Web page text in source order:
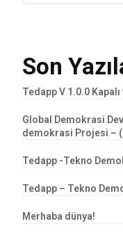
Son
Tedapp V 1.0.0
Global Demokrasi
demokrasi Projesi –
Tedapp -Tekno
Tedapp – Tekno
Merhaba dünya!